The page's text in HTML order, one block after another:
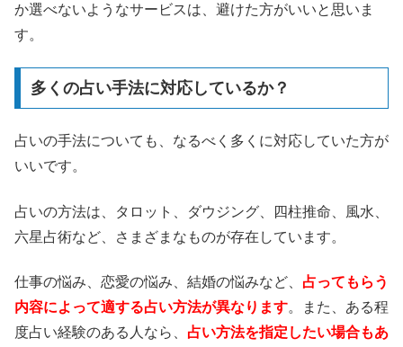
か選べないようなサービスは、避けた方がいいと思いま
す。
多くの占い手法に対応しているか？
占いの手法についても、なるべく多くに対応していた方が
いいです。
占いの方法は、タロット、ダウジング、四柱推命、風水、
六星占術など、さまざまなものが存在しています。
仕事の悩み、恋愛の悩み、結婚の悩みなど、 占ってもらう
内容によって適する占い方法が異なります。また、ある程
度占い経験のある人なら、 占い方法を指定したい場合もあ